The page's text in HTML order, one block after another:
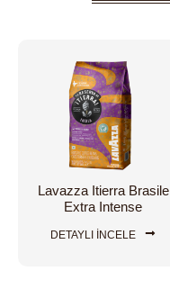
Lavazza Itierra Brasile
Extra Intense
DETAYLI İNCELE